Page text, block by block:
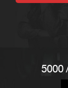
5000